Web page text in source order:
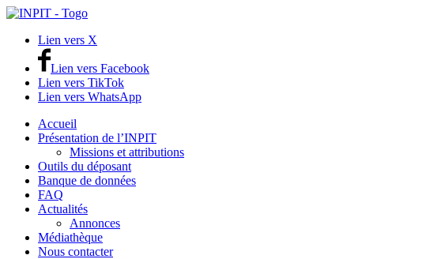
Lien vers X
Lien vers Facebook
Lien vers TikTok
Lien vers WhatsApp
Accueil
Présentation de l’INPIT
Missions et attributions
Outils du déposant
Banque de données
FAQ
Actualités
Annonces
Médiathèque
Nous contacter